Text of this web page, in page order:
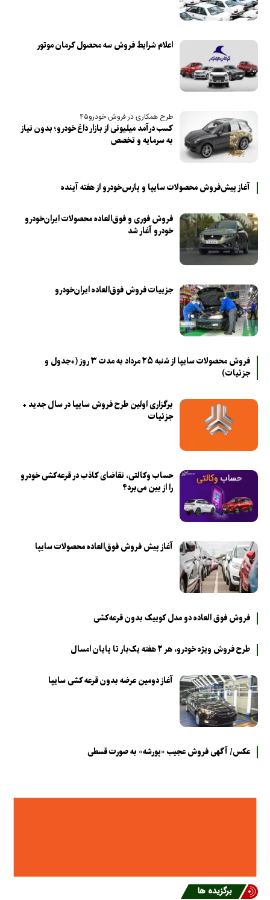
اعلام شرایط فروش سه محصول کرمان موتور
طرح همکاری در فروش خودرو۴۵
کسب درآمد میلیونی از بازار داغ خودرو؛ بدون نیاز
به سرمایه و تخصص
آغاز پیش‌فروش محصولات سایپا و پارس‌خودرو از هفته آینده
فروش فوری و فوق‌العاده محصولات ایران‌خودرو
خودرو آغار شد
جزییات فروش فوق‌العاده ایران‌خودرو
فروش محصولات سایپا از شنبه ۲۵ مرداد به مدت ۳ روز (+جدول و
جزئیات)
برگزاری اولین طرح فروش سایپا در سال جدید +
جزئیات
حساب وکالتی، تقاضای کاذب در قرعه‌کشی خودرو
را از بین می‌برد؟
آغاز پیش فروش فوق‌العاده محصولات سایپا
فروش فوق العاده دو مدل کوییک بدون قرعه‌کشی
طرح فروش ویژه خودرو، هر ۲ هفته یک‌بار تا پایان امسال
آغاز دومین عرضه بدون قرعه کشی سایپا
عکس/ آگهی فروش عجیب «پورشه» به صورت قسطی
برگزیده ها